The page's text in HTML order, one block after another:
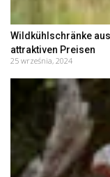
Wildkühlschränke
attraktiven Preisen
25 września, 2024